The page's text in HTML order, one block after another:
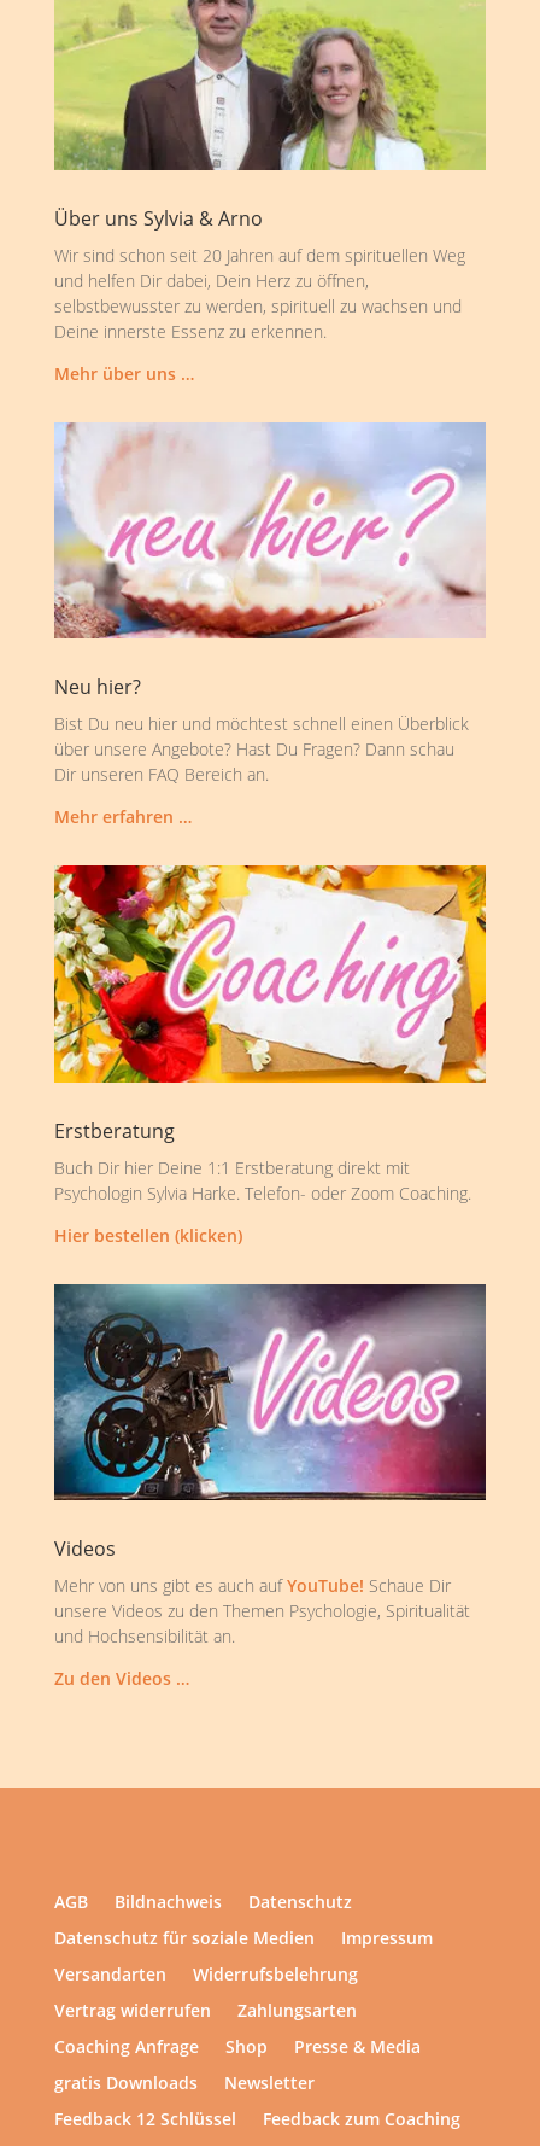
Über uns Sylvia & Arno
Wir sind schon seit 20 Jahren auf dem spirituellen Weg
und helfen Dir dabei, Dein Herz zu öffnen,
selbstbewusster zu werden, spirituell zu wachsen und
Deine innerste Essenz zu erkennen.
Mehr über uns …
Neu hier?
Bist Du neu hier und möchtest schnell einen Überblick
über unsere Angebote? Hast Du Fragen? Dann schau
Dir unseren FAQ Bereich an.
Mehr erfahren …
Erstberatung
Buch Dir hier Deine 1:1 Erstberatung direkt mit
Psychologin Sylvia Harke. Telefon- oder Zoom Coaching.
Hier bestellen (klicken)
Videos
Mehr von uns gibt es auch aufYouTube! Schaue Dir
unsere Videos zu den Themen Psychologie, Spiritualität
und Hochsensibilität an.
Zu den Videos …
AGB Bildnachweis
Datenschutz
Datenschutz für soziale Medien
Impressum
Versandarten
Widerrufsbelehrung
Vertrag widerrufen
Zahlungsarten
Coaching Anfrage
Shop
Presse & Media
gratis Downloads
Newsletter
Feedback 12 Schlüssel
Feedback zum Coaching